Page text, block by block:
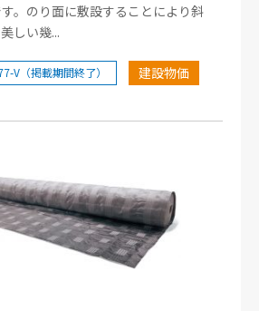
。のり面に敷設することにより斜
しい幾...
V（掲載期間終了） 建設物価